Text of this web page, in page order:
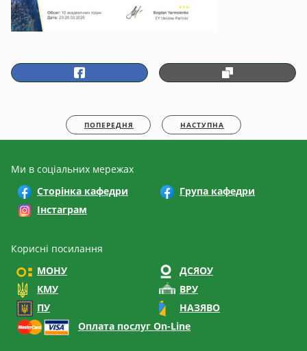
ПОПЕРЕДНЯ НАСТУПНА
Ми в соціальних мережах
Сторінка кафедри
Група кафедри
Інстаграм
Корисні посилання
МОНУ
ДСЯОУ
КМУ
ВРУ
ПУ
НАЗЯВО
Оплата послуг On-Line